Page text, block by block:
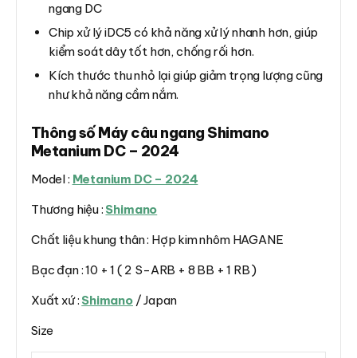
ngang DC
Chip xử lý iDC5 có khả năng xử lý nhanh hơn, giúp
kiểm soát dây tốt hơn, chống rối hơn.
Kích thước thu nhỏ lại giúp giảm trọng lượng cũng
như khả năng cầm nắm.
Thông số Máy câu ngang Shimano
Metanium DC – 2024
Model : Metanium DC – 2024
Thương hiệu : Shimano
Chất liệu khung thân : Hợp kim nhôm HAGANE
Bạc đạn : 10 + 1 ( 2 S-ARB + 8 BB + 1 RB )
Xuất xứ : Shimano/ Japan
Size